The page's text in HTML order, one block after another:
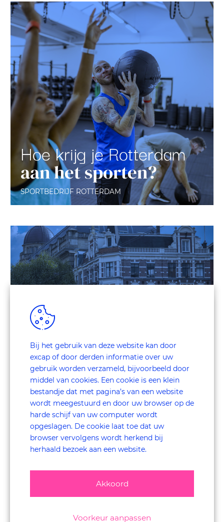
Hoe krijg je Rotterdam
aan het sporten?
SPORTBEDRIJF ROTTERDAM
De belevenissen inde
Amsterdamse taxi
GEMEENTE AMSTERDAM
Bij het gebruik van deze website kan door
excap of door derden informatie over uw
gebruik worden verzameld, bijvoorbeeld door
middel van cookies. Een cookie is een klein
bestandje dat met pagina’s van een website
wordt meegestuurd en door uw browser op de
harde schijf van uw computer wordt
opgeslagen. De cookie laat toe dat uw
browser vervolgens wordt herkend bij
herhaald bezoek aan een website.
Akkoord
Voorkeur aanpassen